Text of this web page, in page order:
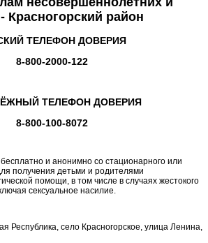
Красногорский район
ТЕЛЕФОН ДОВЕРИЯ
8-800-2000-122
ТЕЛЕФОН ДОВЕРИЯ
8-800-100-8072
и анонимно со стационарного или
получения детьми и родителями
помощи, в том числе в случаях жестокого
сексуальное насилие.
Республика, село Красногорское, улица Ленина,